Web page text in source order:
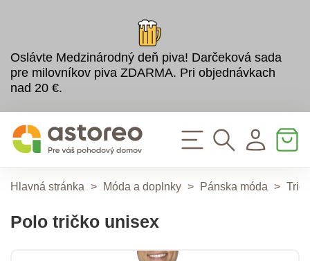
Oslávte Medzinárodný deň piva! Darčeková sada
pre milovníkov piva ZDARMA. Pri objednávkach
nad 20 €.
Hlavná stránka > Móda a doplnky > Pánska móda >
Polo tričko unisex